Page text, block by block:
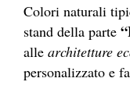
Colori naturali
stand della parte
alle architetture
personalizzato e